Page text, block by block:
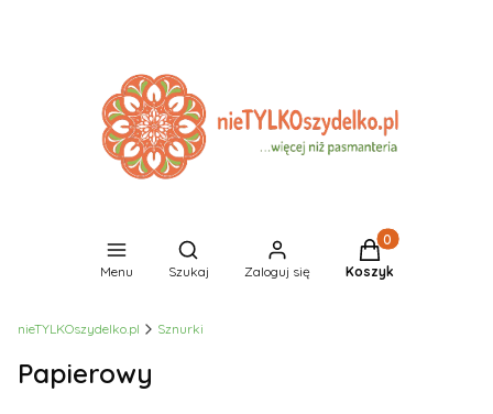
Menu
Otwórz wyszukiwarkę
Szukaj Zaloguj się
Produkty w
Koszyk
nieTYLKOszydelko.pl Sznurki
Papierowy